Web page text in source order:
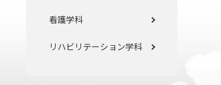
看護学科
リハビリテーション学科